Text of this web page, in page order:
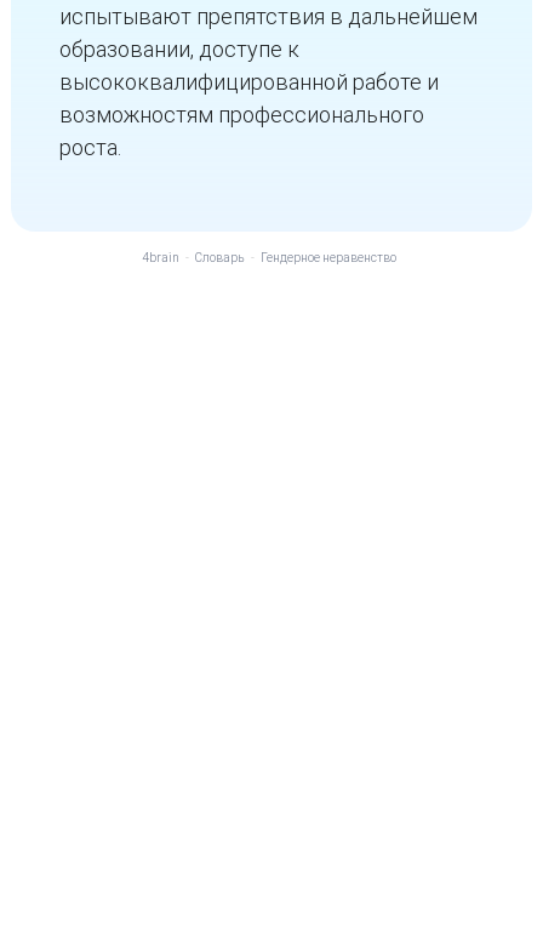
испытывают препятствия в дальнейшем
образовании, доступе к
высококвалифицированной работе и
возможностям профессионального
роста.
4brain - Словарь - Гендерное неравенство